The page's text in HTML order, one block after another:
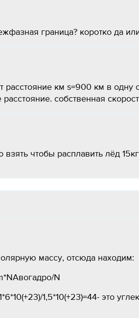
граница? коротко да
расстояние км s=900 км в одну
расстояние. собственная
чтобы расплавить лёд
массу, отсюда находим:
N
1,5*10(+23)=44- это